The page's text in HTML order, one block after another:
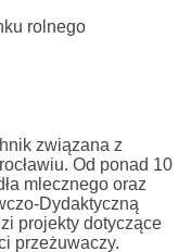
rolnego
związana z
Od ponad 10
mlecznego oraz
Dydaktyczną
projekty dotyczące
przeżuwaczy.